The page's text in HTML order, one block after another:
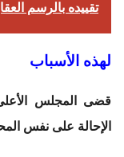
تقييده بالرسم
لهذه الأسباب
قضى المجلس
الإحالة على نفس